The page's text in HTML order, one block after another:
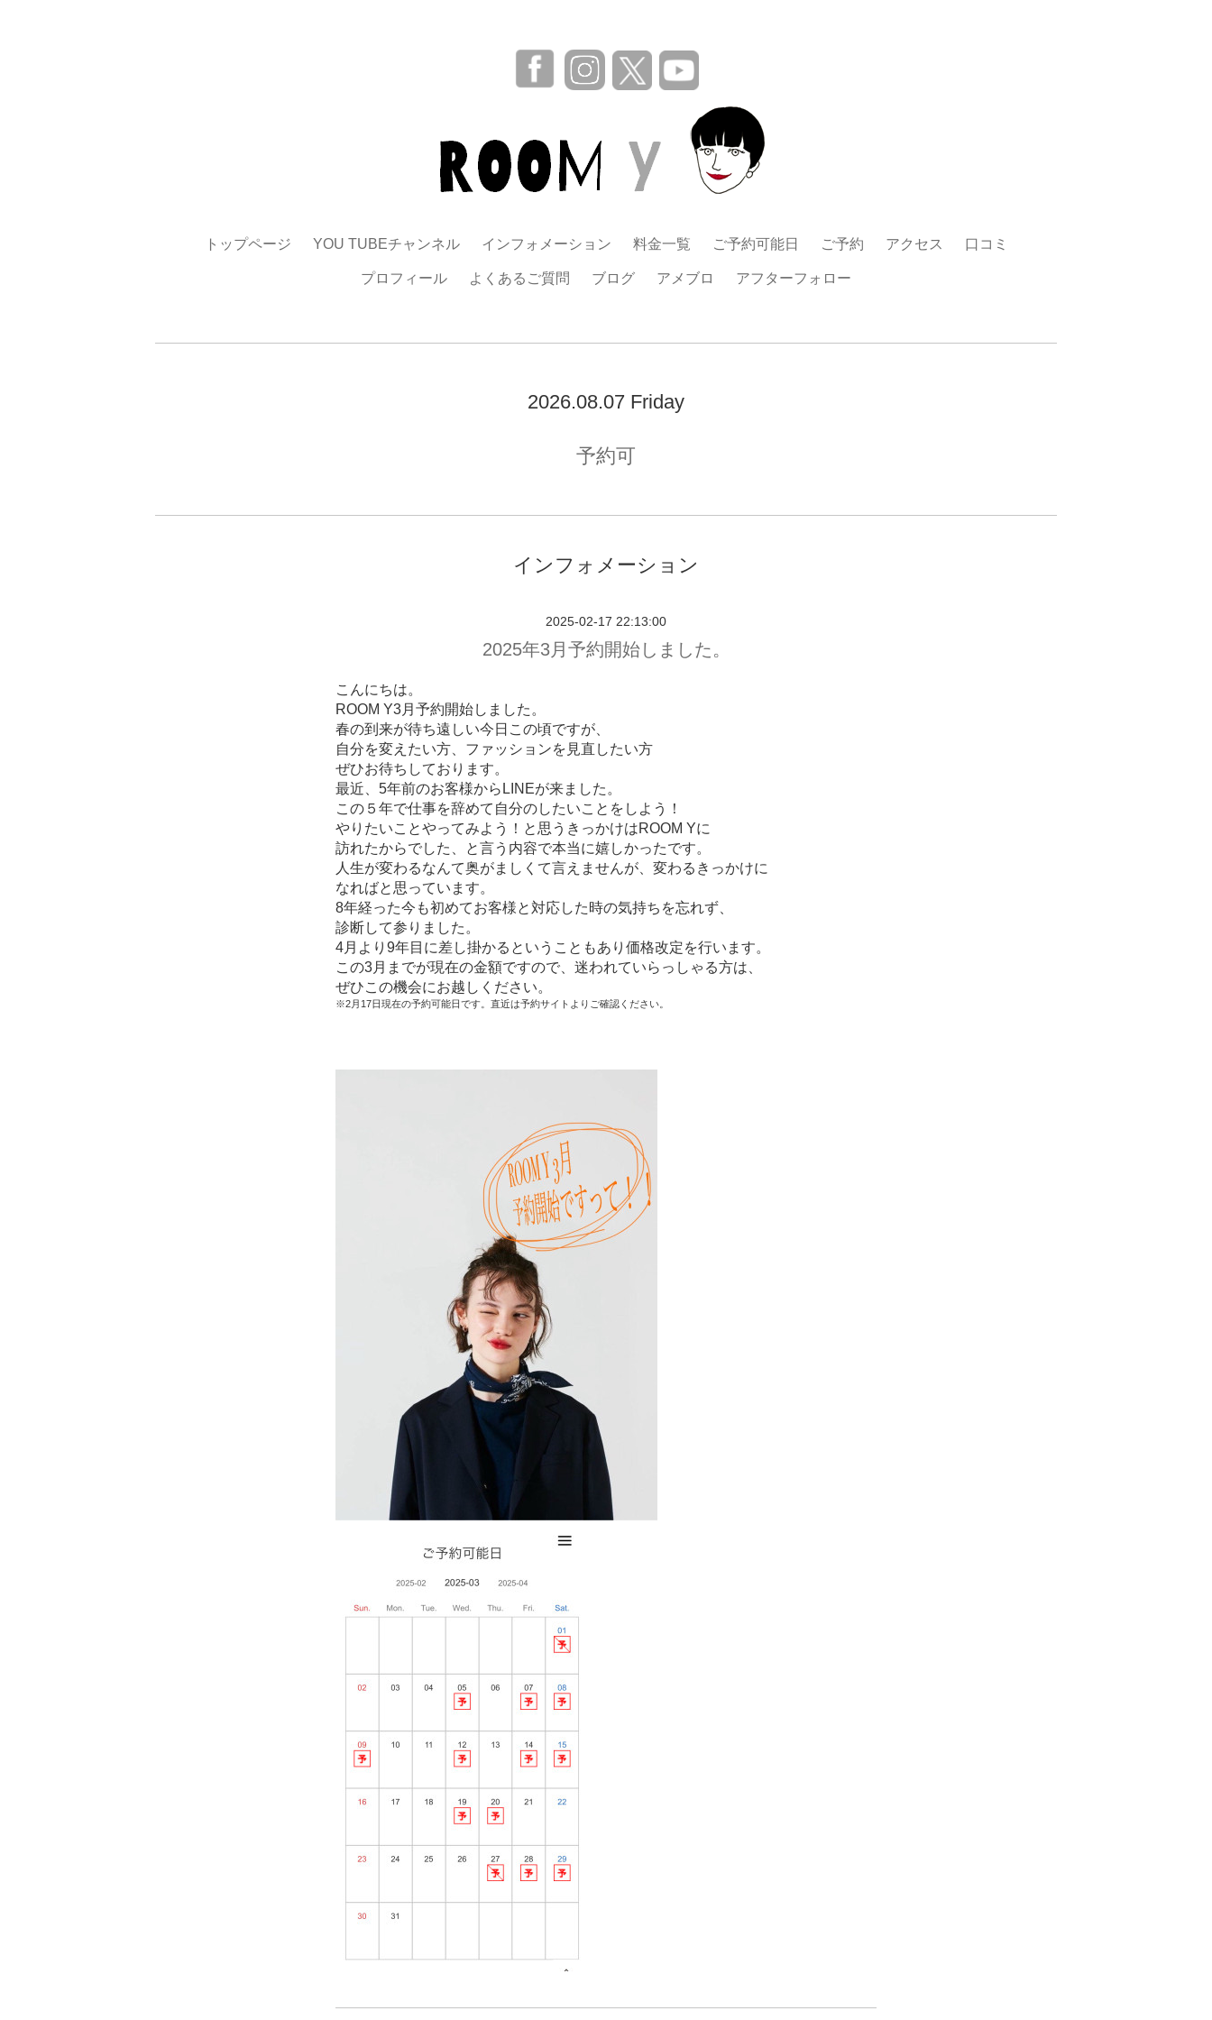
トップページ YOU TUBEチャンネル インフォメーション 料金一覧 ご予約可能日 ご予約 アクセス 口コミ
プロフィール よくあるご質問 ブログ アメブロ アフターフォロー
2026.08.07 Friday
予約可
インフォメーション
2025-02-17 22:13:00
2025年3月予約開始しました。
こんにちは。
ROOM Y3月予約開始しました。
春の到来が待ち遠しい今日この頃ですが、
自分を変えたい方、ファッションを見直したい方
ぜひお待ちしております。
最近、5年前のお客様からLINEが来ました。
この５年で仕事を辞めて自分のしたいことをしよう！
やりたいことやってみよう！と思うきっかけはROOM Yに
訪れたからでした、と言う内容で本当に嬉しかったです。
人生が変わるなんて奥がましくて言えませんが、変わるきっかけに
なればと思っています。
8年経った今も初めてお客様と対応した時の気持ちを忘れず、
診断して参りました。
4月より9年目に差し掛かるということもあり価格改定を行います。
この3月までが現在の金額ですので、迷われていらっしゃる方は、
ぜひこの機会にお越しください。
※2月17日現在の予約可能日です。直近は予約サイトよりご確認ください。